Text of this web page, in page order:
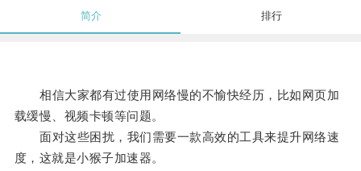
简介 排行
相信大家都有过使用网络慢的不愉快经历，比如网页加
载缓慢、视频卡顿等问题。
面对这些困扰，我们需要一款高效的工具来提升网络速
度，这就是小猴子加速器。